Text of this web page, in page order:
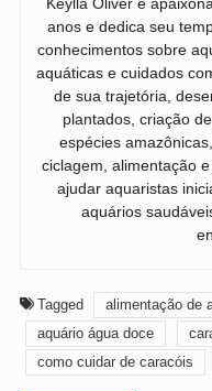
anos e dedica seu
conhecimentos sobre
aquáticas e cuidados
de sua trajetória,
plantados, criação
espécies
ciclagem, alimentação
ajudar aquaristas
aquários
Tagged alimentação de
aquário água doce
como cuidar de caracóis